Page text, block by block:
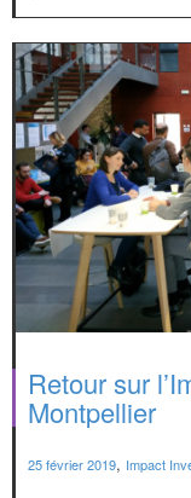
Retour sur
Montpellier
25 février 2019, Impact